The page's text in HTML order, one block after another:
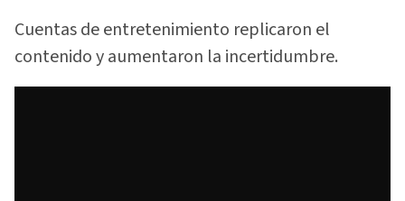
Cuentas de entretenimiento replicaron el
contenido y aumentaron la incertidumbre.